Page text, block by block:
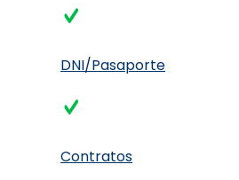
DNI/Pasaporte
Contratos